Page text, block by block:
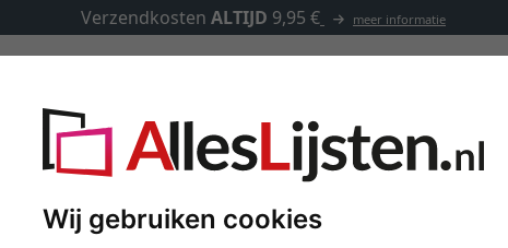
Wij gebruiken cookies
Verzendkosten ALTIJD 9,95 € meer informatie
Lijsten op maat Passe-partouts Toebehoren
AVANT I, 4,05 op maat